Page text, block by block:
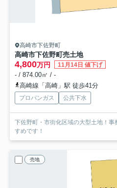
高崎市下佐野町
高崎市下佐野町売土地
4,800万円 11月14日 値下げ
- / 874.00㎡ / -
高崎線「高崎」駅 徒歩41分
プロパンガス 公共下水
下佐野町・市街化区域の大型土地！
すめです！
売地